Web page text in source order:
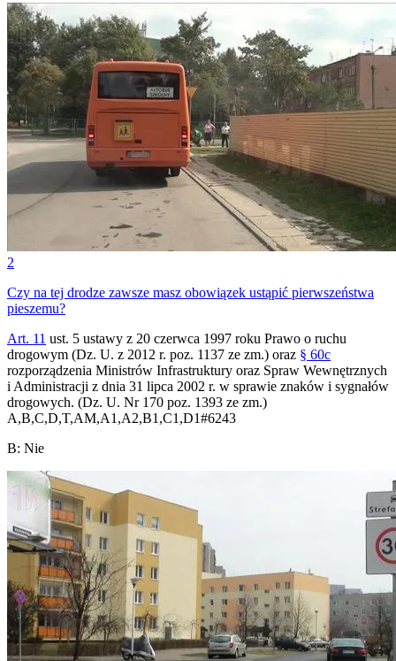
2
Czy na tej drodze zawsze masz obowiązek ustąpić pierwszeństwa
pieszemu?
Art. 11 ust. 5 ustawy z 20 czerwca 1997 roku Prawo o ruchu
drogowym (Dz. U. z 2012 r. poz. 1137 ze zm.) oraz § 60c
rozporządzenia Ministrów Infrastruktury oraz Spraw Wewnętrznych
i Administracji z dnia 31 lipca 2002 r. w sprawie znaków i sygnałów
drogowych. (Dz. U. Nr 170 poz. 1393 ze zm.)
A,B,C,D,T,AM,A1,A2,B1,C1,D1#6243
B: Nie